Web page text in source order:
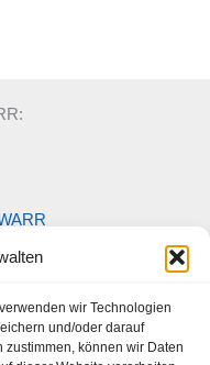
wir Technologien
und/oder darauf
können wir Daten